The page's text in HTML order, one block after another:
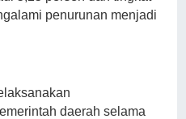
penurunan menjadi
daerah selama